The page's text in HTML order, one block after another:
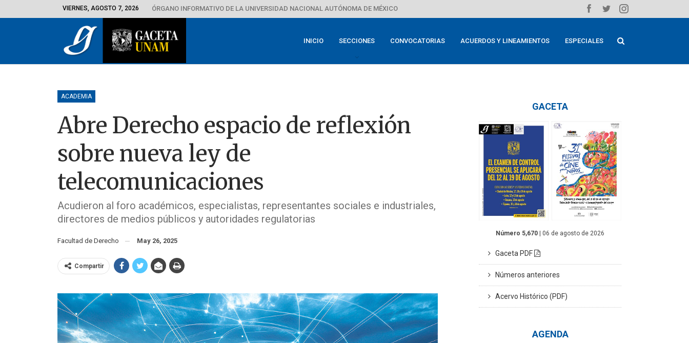
VIERNES, AGOSTO 7, 2026 ÓRGANO INFORMATIVO DE LA UNIVERSIDAD NACIONAL AUTÓNOMA DE MÉXICO
INICIO SECCIONES CONVOCATORIAS ACUERDOS Y LINEAMIENTOS ESPECIALES
ACADEMIA
Abre Derecho espacio de reflexión
sobre nueva ley de
telecomunicaciones
Acudieron al foro académicos, especialistas, representantes sociales e industriales,
directores de medios públicos y autoridades regulatorias
Facultad de Derecho May 26, 2025
Compartir
GACETA
Número 5,670 | 06 de agosto de 2026
Gaceta PDF
Números anteriores
Acervo Histórico (PDF)
AGENDA